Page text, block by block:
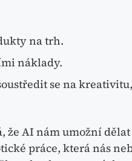
na trh.
náklady.
se na
že AI nám umožní
práce, která nás